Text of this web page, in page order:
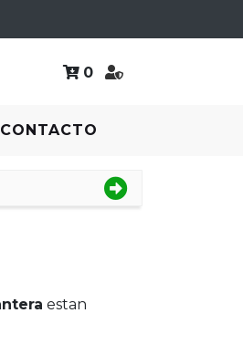
0
CONTACTO
estan